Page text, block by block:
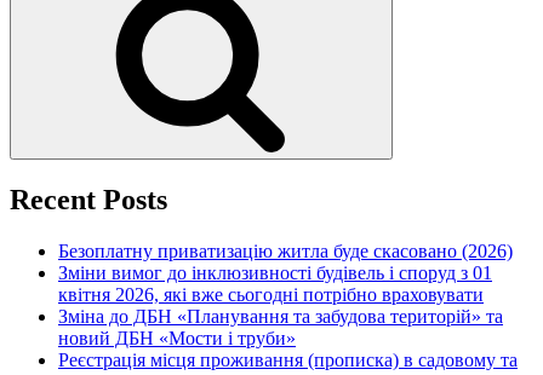
Recent Posts
Безоплатну приватизацію житла буде скасовано (2026)
Зміни вимог до інклюзивності будівель і споруд з 01
квітня 2026, які вже сьогодні потрібно враховувати
Зміна до ДБН «Планування та забудова територій» та
новий ДБН «Мости і труби»
Реєстрація місця проживання (прописка) в садовому та